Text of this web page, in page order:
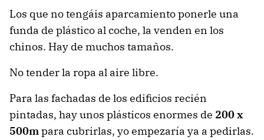
Los que no tengáis aparcamiento ponerle una
funda de plástico al coche, la venden en los
chinos. Hay de muchos tamaños.
No tender la ropa al aire libre.
Para las fachadas de los edificios recién
pintadas, hay unos plásticos enormes de 200 x
500mpara cubrirlas, yo empezaría ya a pedirlas.